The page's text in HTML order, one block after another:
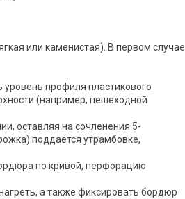
или каменистая). В первом случае
уровень профиля пластикового
(например, пешеходной
оставляя на сочленения 5-
поддается утрамбовке,
по кривой, перфорацию
а также фиксировать бордюр